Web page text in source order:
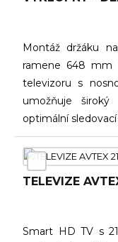
Montáž držáku
ramene 648 mm
televizoru s
umožňuje
optimální sledovací
TELEVIZE
Smart HD TV s